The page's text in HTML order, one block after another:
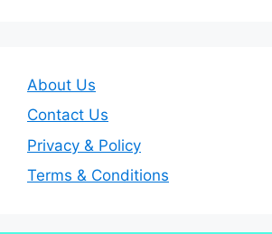
About Us
Contact Us
Privacy & Policy
Terms & Conditions